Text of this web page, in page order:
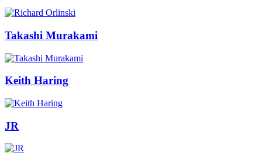
Takashi Murakami
Keith Haring
JR